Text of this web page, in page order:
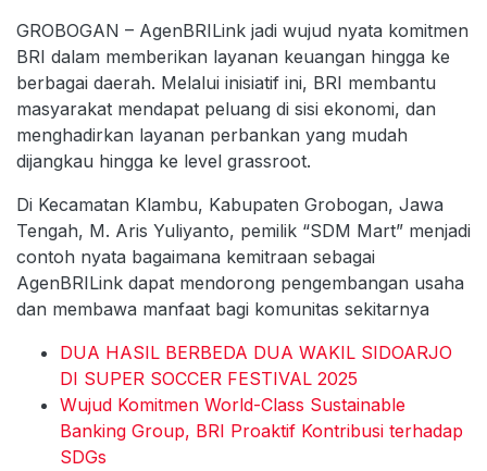
GROBOGAN – AgenBRILink jadi wujud nyata komitmen
BRI dalam memberikan layanan keuangan hingga ke
berbagai daerah. Melalui inisiatif ini, BRI membantu
masyarakat mendapat peluang di sisi ekonomi, dan
menghadirkan layanan perbankan yang mudah
dijangkau hingga ke level grassroot.
Di Kecamatan Klambu, Kabupaten Grobogan, Jawa
Tengah, M. Aris Yuliyanto, pemilik “SDM Mart” menjadi
contoh nyata bagaimana kemitraan sebagai
AgenBRILink dapat mendorong pengembangan usaha
dan membawa manfaat bagi komunitas sekitarnya
DUA HASIL BERBEDA DUA WAKIL SIDOARJO
DI SUPER SOCCER FESTIVAL 2025
Wujud Komitmen World-Class Sustainable
Banking Group, BRI Proaktif Kontribusi terhadap
SDGs